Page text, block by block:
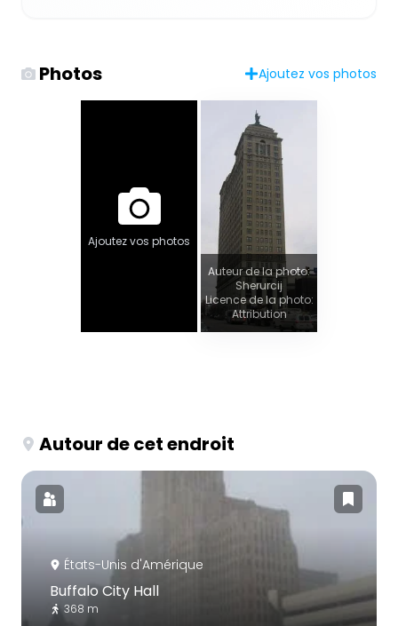
Photos Ajoutez vos photos
Ajoutez vos photos
Auteur de la photo:
Sherurcij
Licence de la photo:
Attribution
Autour de cet endroit
États-Unis d'Amérique
Buffalo City Hall
368 m